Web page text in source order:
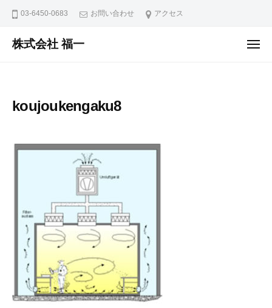
03-6450-0683 お問い合わせ アクセス
株式会社 福一
メ
koujoukengaku8